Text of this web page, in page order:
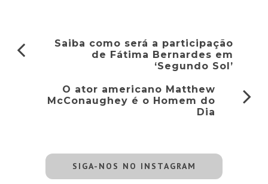
Saiba como será a participação
de Fátima Bernardes em
‘Segundo Sol’
O ator americano Matthew
McConaughey é o Homem do
Dia
SIGA-NOS NO INSTAGRAM